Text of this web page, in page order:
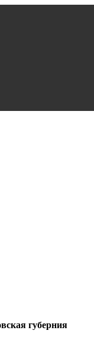
губерния